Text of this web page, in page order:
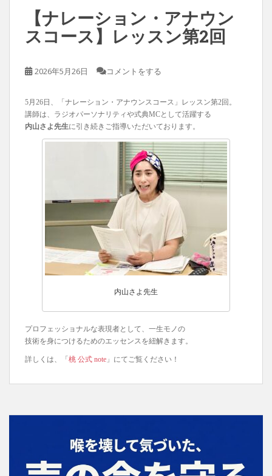
【ナレーション・アナウン
スコース】レッスン第2回
2026年5月26日 コメントをする
5月26日、「ナレーション・アナウンスコース」レッスン第2回。
講師は、ラジオパーソナリティや式典MCとして活躍する
内山さよ先生に引き続きご指導いただいております。
内山さよ先生
プロフェッショナルな表現者として、一生モノの
技術を身につけるためのエッセンスを紐解きます。
詳しくは、「桃 公式 note 」にてご覧ください！